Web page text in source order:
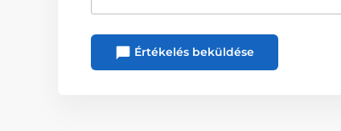
Értékelés beküldése